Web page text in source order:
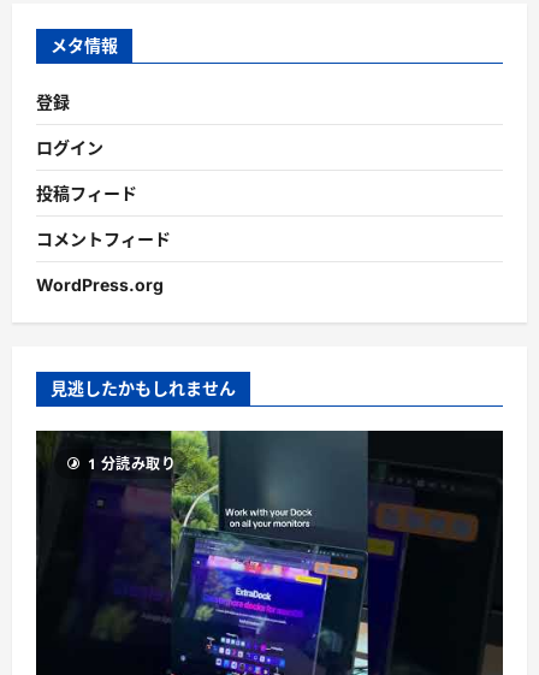
ブ
メタ情報
登録
ログイン
投稿フィード
コメントフィード
WordPress.org
見逃したかもしれません
1 分読み取り